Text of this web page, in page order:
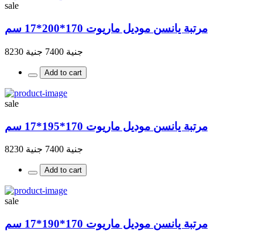
sale
مرتبة يانسن موديل ماريوت 170*200*17 سم
جنية 7400 جنية 8230
Add to cart
sale
مرتبة يانسن موديل ماريوت 170*195*17 سم
جنية 7400 جنية 8230
Add to cart
sale
مرتبة يانسن موديل ماريوت 170*190*17 سم